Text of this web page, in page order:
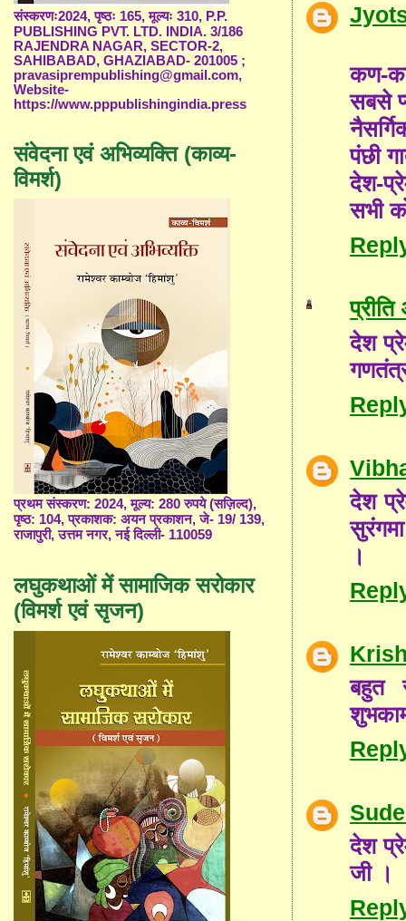
कण-
सबसे
पंछी
देश-
सभी
देश
देश
।
बहुत
देश
जी ।
संस्करणः2024, पृष्ठः 165, मूल्यः 310, P.P.
PUBLISHING PVT. LTD. INDIA. 3/186
RAJENDRA NAGAR, SECTOR-2,
SAHIBABAD, GHAZIABAD- 201005 ;
pravasiprempublishing@gmail.com,
Website-
https://www.pppublishingindia.press
संवेदना एवं अभिव्यक्ति (काव्य-
विमर्श)
प्रथम संस्करण: 2024, मूल्य: 280 रुपये (सज़िल्द),
पृष्ठ: 104, प्रकाशक: अयन प्रकाशन, जे- 19/ 139,
राजापुरी, उत्तम नगर, नई दिल्ली- 110059
लघुकथाओं में सामाजिक सरोकार
(विमर्श एवं सृजन)